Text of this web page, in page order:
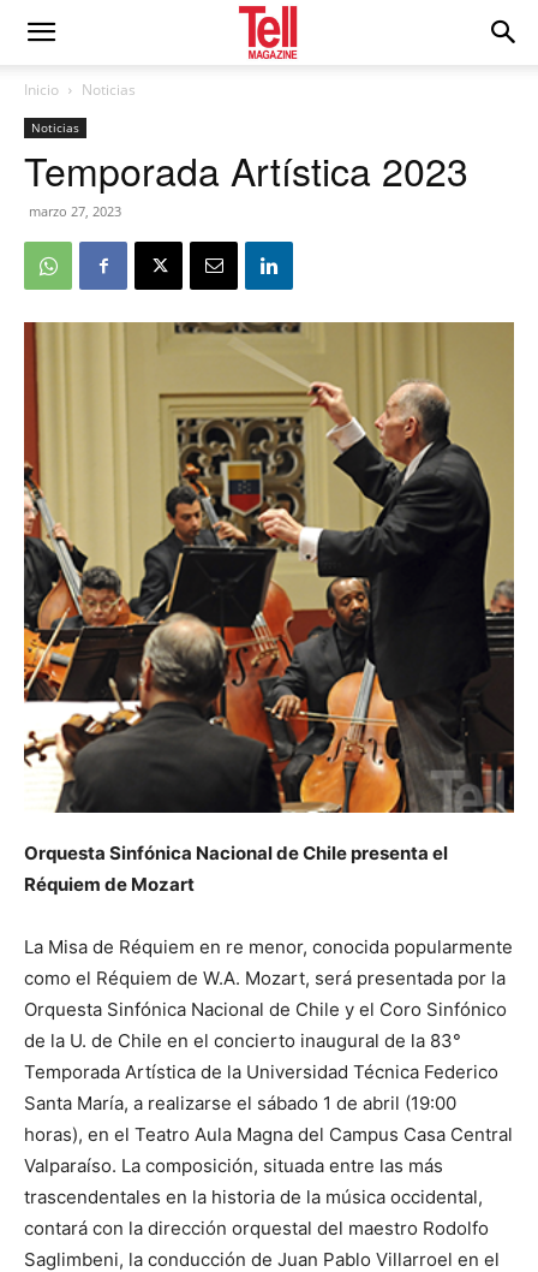
Inicio Noticias
Noticias
Temporada Artística 2023
marzo 27, 2023
Orquesta Sinfónica Nacional de Chile presenta el
Réquiem de Mozart
La Misa de Réquiem en re menor, conocida popularmente
como el Réquiem de W.A. Mozart, será presentada por la
Orquesta Sinfónica Nacional de Chile y el Coro Sinfónico
de la U. de Chile en el concierto inaugural de la 83°
Temporada Artística de la Universidad Técnica Federico
Santa María, a realizarse el sábado 1 de abril (19:00
horas), en el Teatro Aula Magna del Campus Casa Central
Valparaíso. La composición, situada entre las más
trascendentales en la historia de la música occidental,
contará con la dirección orquestal del maestro Rodolfo
Saglimbeni, la conducción de Juan Pablo Villarroel en el